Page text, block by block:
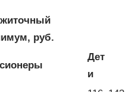
руб.
Дет
и